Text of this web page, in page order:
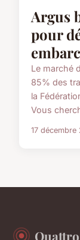
Argus
pour
Le marché
85% des
la
Vous
17 décembre